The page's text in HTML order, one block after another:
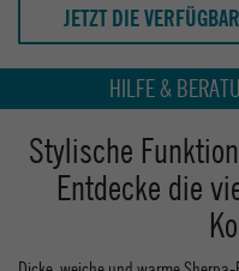
JETZT DIE
HILFE &
Stylische
Entdecke die